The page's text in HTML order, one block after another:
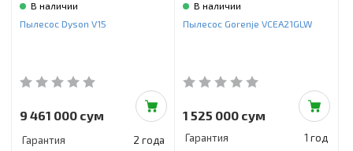
В наличии
Пылесос Dyson V15
9 461 000 сум
Гарантия 2 года
В наличии
Пылесос Gorenje VCEA21GLW
1 525 000 сум
Гарантия 1 год